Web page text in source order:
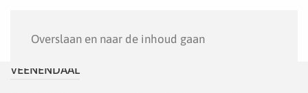
Overslaan en naar de inhoud gaan
VEENENDAAL